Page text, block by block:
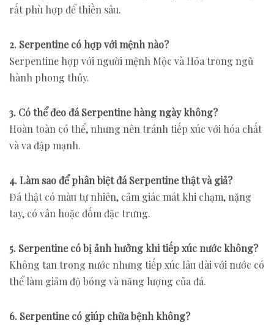
rất phù hợp để thiền sâu.
2. Serpentine có hợp với mệnh nào?
Serpentine hợp với người mệnh Mộc và Hỏa trong ngũ
hành phong thủy.
3. Có thể đeo đá Serpentine hàng ngày không?
Hoàn toàn có thể, nhưng nên tránh tiếp xúc với hóa chất
và va đập mạnh.
4. Làm sao để phân biệt đá Serpentine thật và giả?
Đá thật có màu tự nhiên, cảm giác mát khi chạm, nặng
tay, có vân hoặc đốm đặc trưng.
5. Serpentine có bị ảnh hưởng khi tiếp xúc nước không?
Không tan trong nước nhưng tiếp xúc lâu dài với nước có
thể làm giảm độ bóng và năng lượng của đá.
6. Serpentine có giúp chữa bệnh không?